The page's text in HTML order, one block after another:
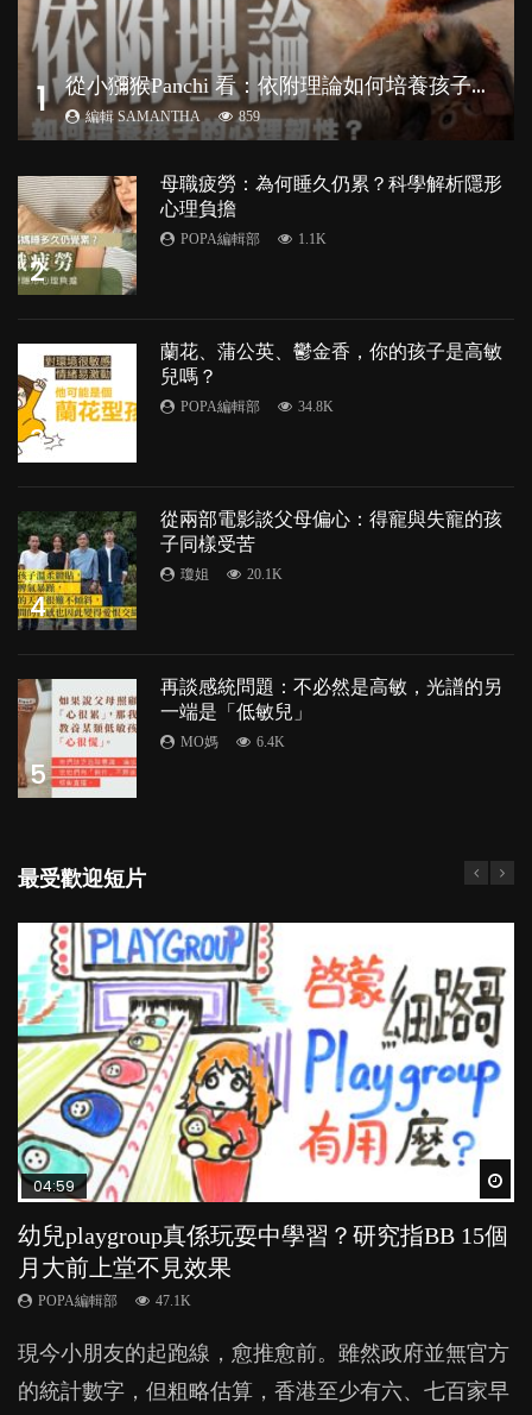
1 從
小獼猴Panchi 看：依附理論如何培養孩子心理韌性？
編輯 SAMANTHA 859
2
母職疲勞：為何睡久仍累？科學解析隱形
心理負擔
POPA編輯部 1.1K
3
蘭花、蒲公英、鬱金香，你的孩子是高敏
兒嗎？
POPA編輯部 34.8K
4
從兩部電影談父母偏心：得寵與失寵的孩
子同樣受苦
瓊姐 20.1K
5
再談感統問題：不必然是高敏，光譜的另
一端是「低敏兒」
MO媽 6.4K
最受歡迎短片
04:59
幼兒playgroup真係玩耍中學習？研究指BB 15個
月大前上堂不見效果
POPA編輯部 47.1K
現今小朋友的起跑線，愈推愈前。雖然政府並無官方
的統計數字，但粗略估算，香港至少有六、七百家早
03:39
幼稚園遊戲課 如何刺激幼兒自發學習取代獎勵
與懲罰？
POPA編輯部 33.1K
由美國學者所創的 tools of the mind 課程，學生以遊
戲方式學習，學術能力和自制能力亦明顯比其他小朋
03:02
老公患產後憂鬱症對BB的影響
POPA編輯部 15.9K
鬱，影響日常生活，嚴重的甚至會有自殺，或傷害小
朋友的念頭。但為何爸爸患上產後抑鬱往往難以察
04:06
全職好？在職好？｜全職媽媽與在職媽媽的壓
力與價值
POPA編輯部 25.8K
許多媽媽心底可能都有一刻掙扎過：究竟全職好，還
是在職好。雖說每個家庭都有自己的獨特狀況和考慮
04:18
凡事以BB為中心，就係好爸媽？｜別忽視父母
的身心虛耗
POPA編輯部 31.5K
父母日夜無間、身心俱疲地照顧BB，如何做到正向
教養？部份父母更會為了小朋友放棄自己的嗜好、減